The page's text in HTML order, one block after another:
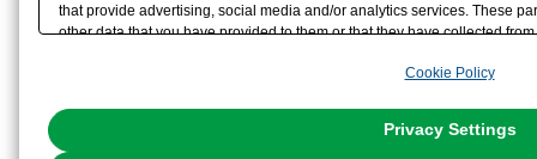
that provide advertising, social media and/or analytics services. These
other data that you have provided to them or that they have collected
the use of all Cookies except for Strictly Necessary Cookies, please
You can change your consent or rejection settings at any time via
Cookie Policy
Privacy Settings